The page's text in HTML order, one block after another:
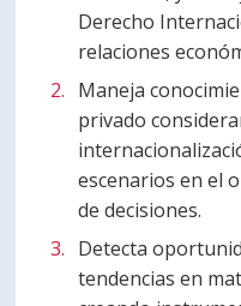
Derecho
relaciones
Maneja
privado
escenarios en el
de decisiones.
Detecta
tendencias en